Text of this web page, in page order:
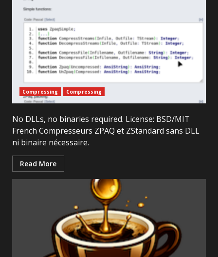
Compressing Compressing
No DLLs, no binaries required. License: BSD/MIT
French Compresseurs ZPAQ et ZStandard sans DLL
ni binaire nécessaire.
Read More